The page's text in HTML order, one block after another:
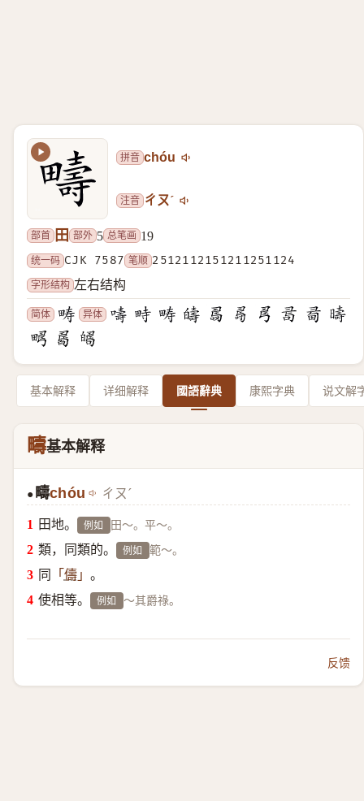
拼音 chóu
注音 ㄔㄡˊ
部首 田 部外 5 总笔画 19
统一码 CJK 7587 笔顺 2512112151211251124
字形结构 左右结构
简体 异体
基本解释 详细解释 國語辭典 康熙字典 说文解
疇基本解释
● 疇chóu ㄔㄡˊ
田地。 例如 田～。平～。
類，同類的。 例如 範～。
同 「 儔」 。
使相等。
例如 ～其爵祿。
反馈